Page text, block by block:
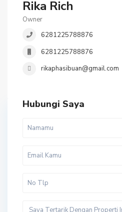
Rika Rich
Owner
6281225788876
6281225788876
rikaphasibuan@gmail.com
Hubungi Saya